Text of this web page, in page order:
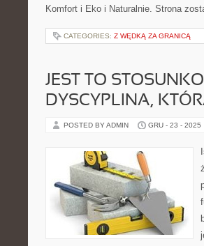
Komfort i Eko i Naturalnie. Strona
CATEGORIES: Z WĘDKĄ ZA GRANICĄ
JEST TO
DYSCYPLINA,
POSTED BY ADMIN GRU - 23 - 2025